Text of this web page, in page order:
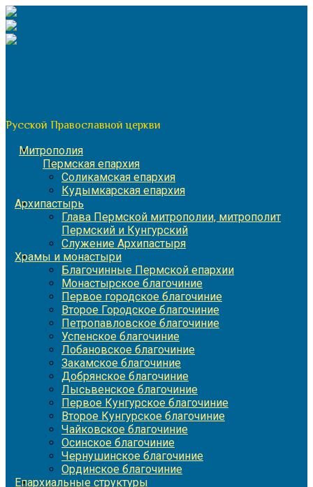
Перейти
к
содержимому
Русской Православной церкви
Митрополия
Пермская епархия
Соликамская епархия
Кудымкарская епархия
Архипастырь
Глава Пермской митрополии, митрополит
Пермский и Кунгурский
Служение Архипастыря
Храмы и монастыри
Благочинные Пермской епархии
Монастырское благочиние
Первое городское благочиние
Второе Городское благочиние
Петропавловское благочиние
Успенское благочиние
Лобановское благочиние
Закамское благочиние
Добрянское благочиние
Лысьвенское благочиние
Первое Кунгурское благочиние
Второе Кунгурское благочиние
Чайковское благочиние
Осинское благочиние
Чернушинское благочиние
Ординское благочиние
Епархиальные структуры